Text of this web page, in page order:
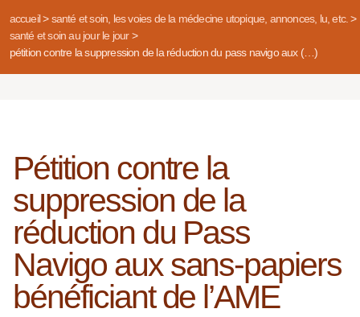
accueil> santé et soin, les voies de la médecine utopique, annonces, lu, etc.>
santé et soin au jour le jour>
pétition contre la suppression de la réduction du pass navigo aux (…)
Pétition contre la
suppression de la
réduction du Pass
Navigo aux sans-papiers
bénéficiant de l’AME